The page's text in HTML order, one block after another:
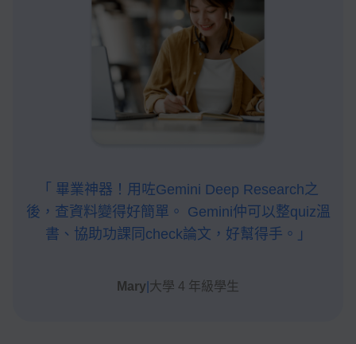
「 畢業神器！用咗Gemini Deep Research之
後，查資料變得好簡單。 Gemini仲可以整quiz溫
書、協助功課同check論文，好幫得手。」
Mary 大學 4 年級學生